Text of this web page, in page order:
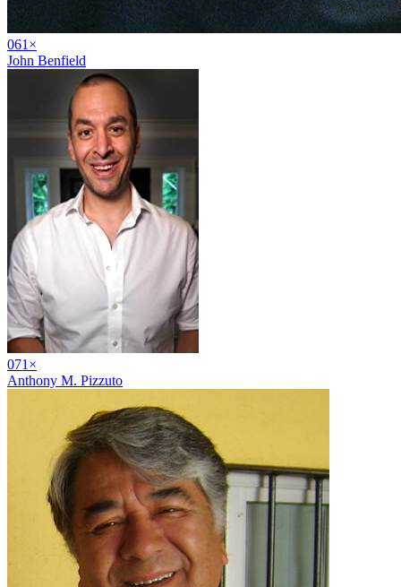
061 ×
John Benfield
071 ×
Anthony M. Pizzuto